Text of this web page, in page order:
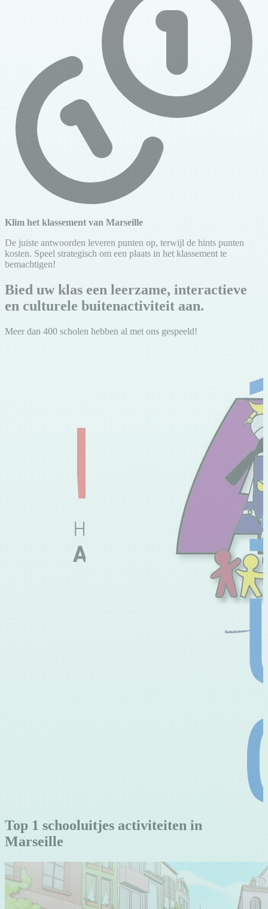
Klim het klassement van Marseille
De juiste antwoorden leveren punten op, terwijl de hints punten
kosten. Speel strategisch om een plaats in het klassement te
bemachtigen!
Bied uw klas een leerzame, interactieve
en culturele buitenactiviteit aan.
Meer dan 400 scholen hebben al met ons gespeeld!
Top 1 schooluitjes activiteiten in
Marseille